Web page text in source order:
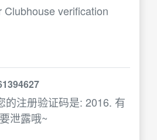
Clubhouse verification
的注册验证码是: 2016. 有
泄露哦~